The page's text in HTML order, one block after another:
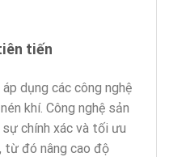
tiến
dụng các công nghệ
khí. Công nghệ sản
chính xác và tối ưu
từ đó nâng cao độ